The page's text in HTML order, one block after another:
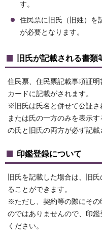
す。
住民票に旧氏（旧姓）を
が必要となります。
旧氏が記載される書類
住民票、住民票記載事項証
カードに記載がされます。
※旧氏は氏名と併せて公証さ
または氏の一方のみを表示
の氏と旧氏の両方が必ず記載
印鑑登録について
旧氏を記載した場合は、旧
ることができます。
※ただし、契約等の際にその
のではありませんので、印
ください。